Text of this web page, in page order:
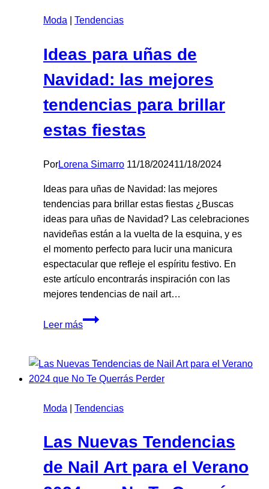
del
2025
y
cómo
en
tus
uñas
MUSA
Nails
Moda Tendencias
Ideas para uñas de
Navidad: las mejores
tendencias para brillar
estas fiestas
PorLorena Simarro 11/18/202411/18/2024
Ideas para uñas de Navidad: las mejores
tendencias para brillar estas fiestas ¿Buscas
ideas para uñas de Navidad? Las celebraciones
navideñas están a la vuelta de la esquina, y es
el momento perfecto para lucir una manicura
espectacular que refleje el espíritu festivo. En
este artículo encontrarás inspiración con las
mejores tendencias de nail art…
Leer más
Ideas
de
Navidad:
mejores
para
brillar
estas
Moda Tendencias
Las Nuevas Tendencias
de Nail Art para el Verano